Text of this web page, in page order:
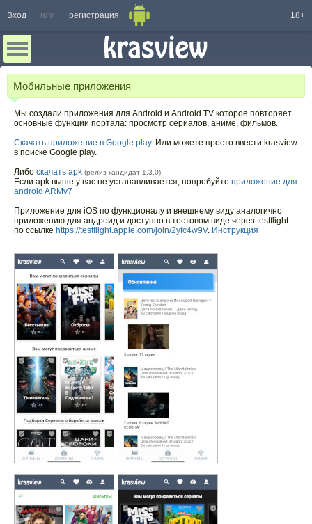
Вход или регистрация 18+
Мобильные приложения
Мы создали приложения для Android и Android TV которое повторяет
основные функции портала: просмотр сериалов, аниме, фильмов.
Скачать приложение в Google play. Или можете просто ввести krasview
в поиске Google play.
Либо скачать apk (релиз-кандидат 1.3.0)
Если apk выше у вас не устанавливается, попробуйте приложение для
android ARMv7
Приложение для iOS по функционалу и внешнему виду аналогично
приложению для андроид и доступно в тестовом виде через testflight
по ссылке https://testflight.apple.com/join/2yfc4w9V. Инструкция